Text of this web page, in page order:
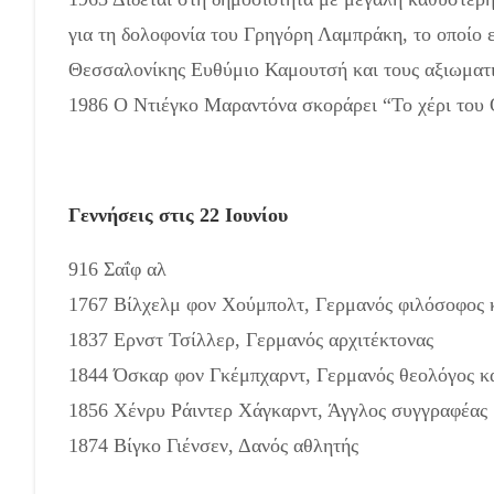
για τη δολοφονία του Γρηγόρη Λαμπράκη, το οποίο
Θεσσαλονίκης Ευθύμιο Καμουτσή και τους
1986 Ο Ντιέγκο Μαραντόνα σκοράρει “Το χέρι του
Γεννήσεις στις 22 Ιουνίου
916 Σαΐφ αλ
1767 Βίλχελμ φον Χούμπολτ, Γερμανός φιλόσοφος
1837 Ερνστ Τσίλλερ, Γερμανός αρχιτέκτονας
1844 Όσκαρ φον Γκέμπχαρντ, Γερμανός θεολόγος
1856 Χένρυ Ράιντερ Χάγκαρντ, Άγγλος συγγραφέας
1874 Βίγκο Γιένσεν, Δανός αθλητής